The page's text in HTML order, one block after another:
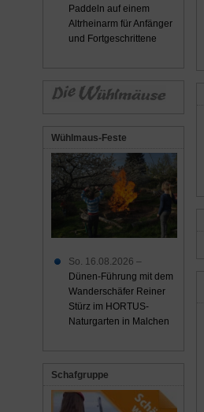
Paddeln auf einem
Altrheinarm für Anfänger
und Fortgeschrittene
Wühlmaus-Feste
So. 16.08.2026 –
Dünen-Führung mit dem
Wanderschäfer Reiner
Stürz im HORTUS-
Naturgarten in Malchen
Schafgruppe